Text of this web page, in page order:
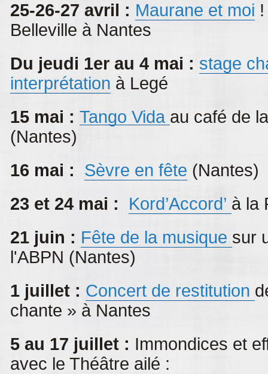
25-26-27 avril : Maurane et moi
Belleville à Nantes
Du jeudi 1er au 4 mai : stage
interprétation à Legé
15 mai : Tango Vida au café de
(Nantes)
16 mai : Sèvre en fête (Nantes)
23 et 24 mai : Kord’Accord’ à la
21 juin : Fête de la musique sur
l'ABPN (Nantes)
1 juillet : Concert de restitution
chante » à Nantes
5 au 17 juillet : Immondices et
avec le Théâtre ailé :